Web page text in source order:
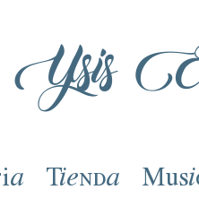
Ysis
Tienda